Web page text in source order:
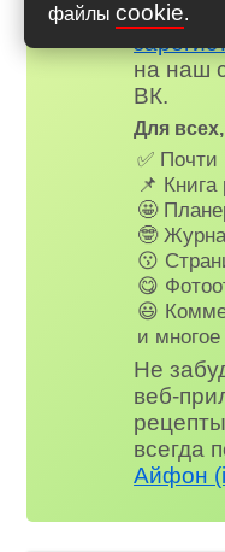
файлы cookie.
на наш
ВК.
Для
✅ Почти
📌 Книга
🤩
🤓
😗
😋
😃
и
Не
веб-
всегда
Айфон